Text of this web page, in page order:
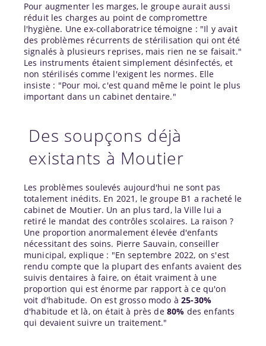
Pour augmenter les marges, le groupe aurait aussi
réduit les charges au point de compromettre
l'hygiène. Une ex-collaboratrice témoigne : "Il y avait
des problèmes récurrents de stérilisation qui ont été
signalés à plusieurs reprises, mais rien ne se faisait."
Les instruments étaient simplement désinfectés, et
non stérilisés comme l'exigent les normes. Elle
insiste : "Pour moi, c'est quand même le point le plus
important dans un cabinet dentaire."
Des soupçons déjà
existants à Moutier
Les problèmes soulevés aujourd'hui ne sont pas
totalement inédits. En 2021, le groupe B1 a racheté le
cabinet de Moutier. Un an plus tard, la Ville lui a
retiré le mandat des contrôles scolaires. La raison ?
Une proportion anormalement élevée d'enfants
nécessitant des soins. Pierre Sauvain, conseiller
municipal, explique : "En septembre 2022, on s'est
rendu compte que la plupart des enfants avaient des
suivis dentaires à faire, on était vraiment à une
proportion qui est énorme par rapport à ce qu'on
voit d'habitude. On est grosso modo à25-30%
d'habitude et là, on était à près de 80% des enfants
qui devaient suivre un traitement."